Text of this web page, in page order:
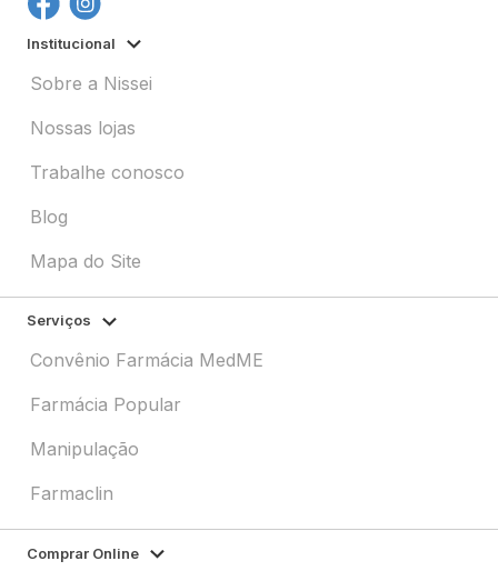
Institucional
Sobre a Nissei
Nossas lojas
Trabalhe conosco
Blog
Mapa do Site
Serviços
Convênio Farmácia MedME
Farmácia Popular
Manipulação
Farmaclin
Comprar Online